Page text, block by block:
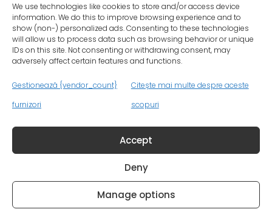
We use technologies like cookies to store and/or access device
information. We do this to improve browsing experience and to
show (non-) personalized ads. Consenting to these technologies
will allow us to process data such as browsing behavior or unique
IDs on this site. Not consenting or withdrawing consent, may
adversely affect certain features and functions.
Gestionează {vendor_count}
furnizori
Citește mai multe despre aceste
scopuri
Accept
Deny
Manage options
Miercuri 08.00 – 20.00
Joi 08.00 – 20.00
Sâmbătă
© 2021 H & A Canada Dental Clinic S.R.L. Toate drepturile
rezervate.